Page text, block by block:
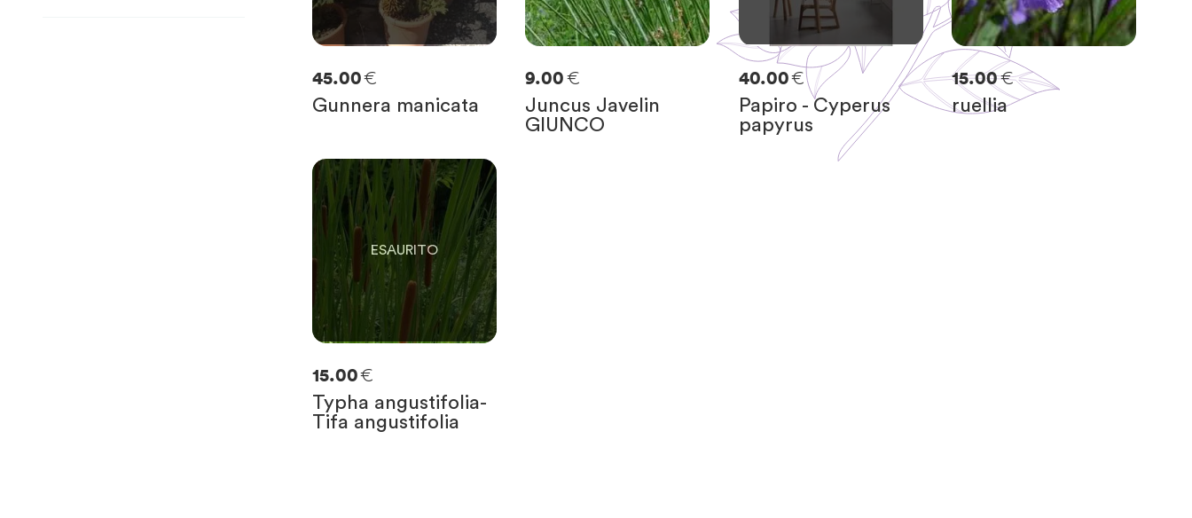
45.00€
Gunnera manicata
9.00 €
Juncus Javelin
GIUNCO
40.00€
Papiro - Cyperus
papyrus
15.00€
ruellia
0
SOLO
0 RIMASTE
15.00€
Typha angustifolia-
Tifa angustifolia